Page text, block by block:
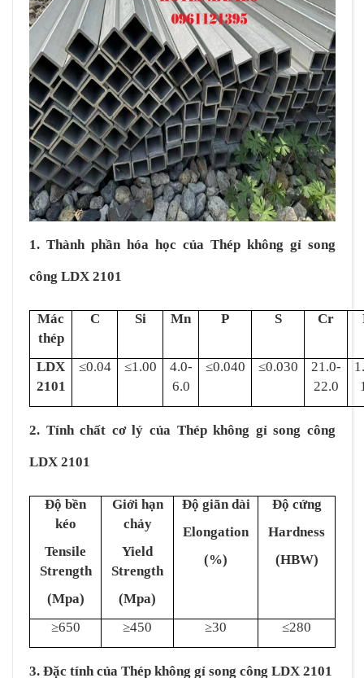
1. Thành phần hóa học của Thép không gỉ song
công LDX 2101
Mác
thép
C Si Mn P S Cr
LDX
2101
≤0.04 ≤1.00
4.0-
6.0
≤0.040 ≤0.030
21.0-
22.0
2. Tính chất cơ lý của Thép không gỉ song công
LDX 2101
Độ bền
kéo
Tensile
Strength
(Mpa)
Giới hạn
chảy
Yield
Strength
(Mpa)
Độ giãn dài
Elongation
(%)
Độ cứng
Hardness
(HBW)
≥650 ≥450 ≥30 ≤280
3. Đặc tính của Thép không gỉ song công LDX 2101